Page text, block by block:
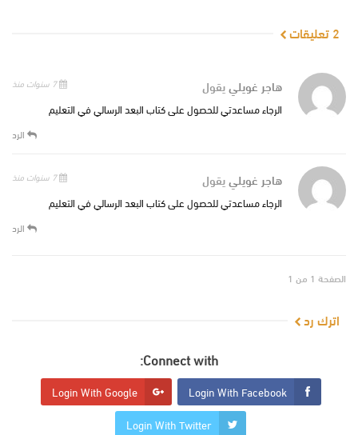
2 تعليقات
هاجر غويلييقول 7 سنوات منذ
الرجاء مساعدتي للحصول على كتاب البعد الرسالي في التعليم
الرد
هاجر غويلييقول 7 سنوات منذ
الرجاء مساعدتي للحصول على كتاب البعد الرسالي في التعليم
الرد
الصفحة 1 من 1
اترك رد
Connect with:
Login With Facebook
Login With Google
Login With Twitter